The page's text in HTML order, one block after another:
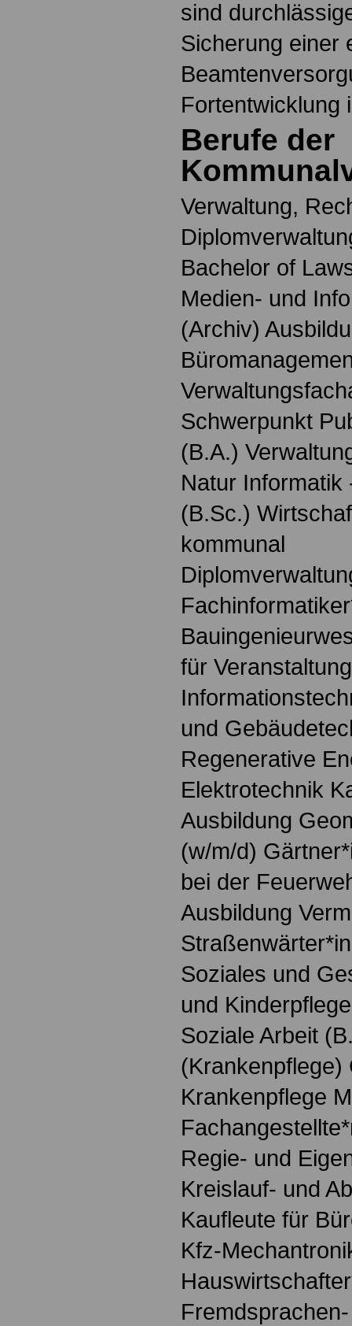
sind
Sicherung einer
Fortentwicklung
Berufe der
Verwaltung,
Bachelor of
Medien- und
(Archiv)
Schwerpunkt
(B.A.)
Natur Informatik
(B.Sc.)
kommunal
für
und
Regenerative
Elektrotechnik
Ausbildung
(w/m/d)
bei der
Ausbildung
Soziales und
und
Soziale Arbeit
(Krankenpflege)
Krankenpflege
Regie- und
Kreislauf- und
Kaufleute für
Kfz-
Fremdsprachen-